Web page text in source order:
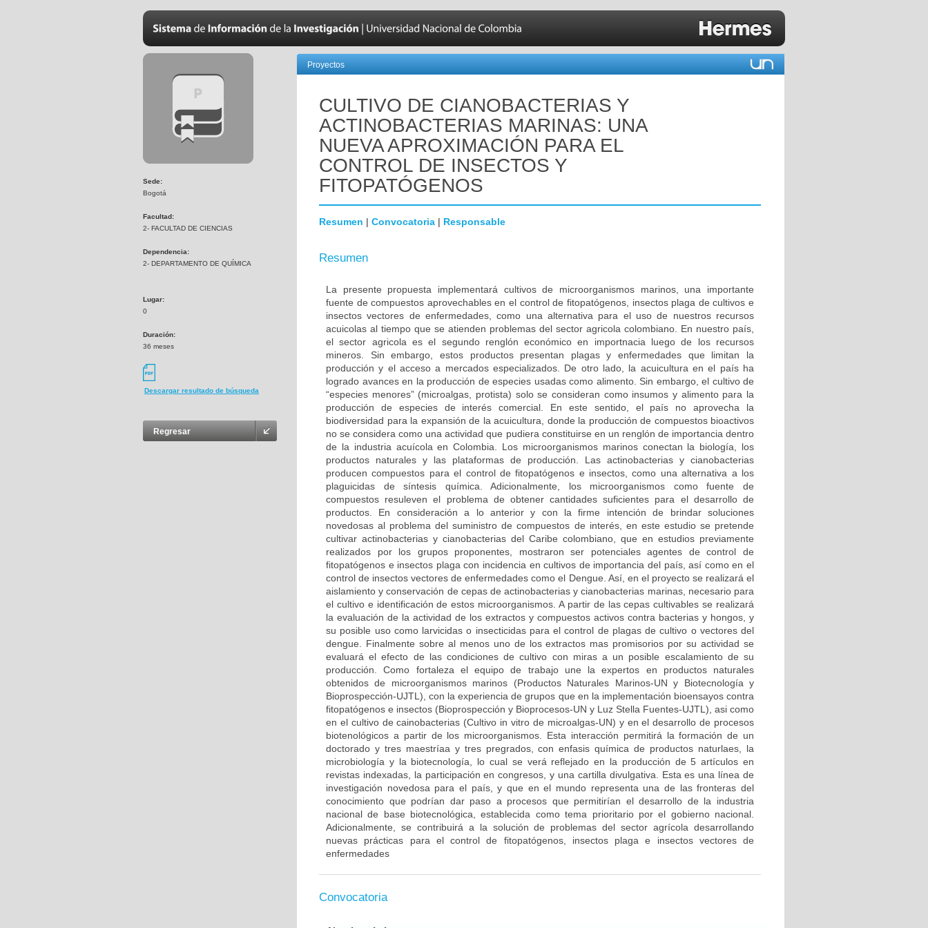
Sede:
Bogotá
Facultad:
2- FACULTAD DE CIENCIAS
Dependencia:
2- DEPARTAMENTO DE QUÍMICA
Lugar:
0
Duración:
36 meses
Descargar resultado de búsqueda
Regresar
Proyectos
CULTIVO DE CIANOBACTERIAS Y
ACTINOBACTERIAS MARINAS: UNA
NUEVA APROXIMACIÓN PARA EL
CONTROL DE INSECTOS Y
FITOPATÓGENOS
Resumen | Convocatoria | Responsable
Resumen
La presente propuesta implementará cultivos de microorganismos marinos, una importante
fuente de compuestos aprovechables en el control de fitopatógenos, insectos plaga de cultivos e
insectos vectores de enfermedades, como una alternativa para el uso de nuestros recursos
acuicolas al tiempo que se atienden problemas del sector agricola colombiano. En nuestro país,
el sector agricola es el segundo renglón económico en importnacia luego de los recursos
mineros. Sin embargo, estos productos presentan plagas y enfermedades que limitan la
producción y el acceso a mercados especializados. De otro lado, la acuicultura en el país ha
logrado avances en la producción de especies usadas como alimento. Sin embargo, el cultivo de
“especies menores” (microalgas, protista) solo se consideran como insumos y alimento para la
producción de especies de interés comercial. En este sentido, el país no aprovecha la
biodiversidad para la expansión de la acuicultura, donde la producción de compuestos bioactivos
no se considera como una actividad que pudiera constituirse en un renglón de importancia dentro
de la industria acuícola en Colombia. Los microorganismos marinos conectan la biología, los
productos naturales y las plataformas de producción. Las actinobacterias y cianobacterias
producen compuestos para el control de fitopatógenos e insectos, como una alternativa a los
plaguicidas de síntesis química. Adicionalmente, los microorganismos como fuente de
compuestos resuleven el problema de obtener cantidades suficientes para el desarrollo de
productos. En consideración a lo anterior y con la firme intención de brindar soluciones
novedosas al problema del suministro de compuestos de interés, en este estudio se pretende
cultivar actinobacterias y cianobacterias del Caribe colombiano, que en estudios previamente
realizados por los grupos proponentes, mostraron ser potenciales agentes de control de
fitopatógenos e insectos plaga con incidencia en cultivos de importancia del país, así como en el
control de insectos vectores de enfermedades como el Dengue. Así, en el proyecto se realizará el
aislamiento y conservación de cepas de actinobacterias y cianobacterias marinas, necesario para
el cultivo e identificación de estos microorganismos. A partir de las cepas cultivables se realizará
la evaluación de la actividad de los extractos y compuestos activos contra bacterias y hongos, y
su posible uso como larvicidas o insecticidas para el control de plagas de cultivo o vectores del
dengue. Finalmente sobre al menos uno de los extractos mas promisorios por su actividad se
evaluará el efecto de las condiciones de cultivo con miras a un posible escalamiento de su
producción. Como fortaleza el equipo de trabajo une la expertos en productos naturales
obtenidos de microorganismos marinos (Productos Naturales Marinos-UN y Biotecnología y
Bioprospección-UJTL), con la experiencia de grupos que en la implementación bioensayos contra
fitopatógenos e insectos (Bioprospección y Bioprocesos-UN y Luz Stella Fuentes-UJTL), asi como
en el cultivo de cainobacterias (Cultivo in vitro de microalgas-UN) y en el desarrollo de procesos
biotenológicos a partir de los microorganismos. Esta interacción permitirá la formación de un
doctorado y tres maestríaa y tres pregrados, con enfasis química de productos naturlaes, la
microbiología y la biotecnología, lo cual se verá reflejado en la producción de 5 artículos en
revistas indexadas, la participación en congresos, y una cartilla divulgativa. Esta es una línea de
investigación novedosa para el país, y que en el mundo representa una de las fronteras del
conocimiento que podrían dar paso a procesos que permitirían el desarrollo de la industria
nacional de base biotecnológica, establecida como tema prioritario por el gobierno nacional.
Adicionalmente, se contribuirá a la solución de problemas del sector agrícola desarrollando
nuevas prácticas para el control de fitopatógenos, insectos plaga e insectos vectores de
enfermedades
Convocatoria